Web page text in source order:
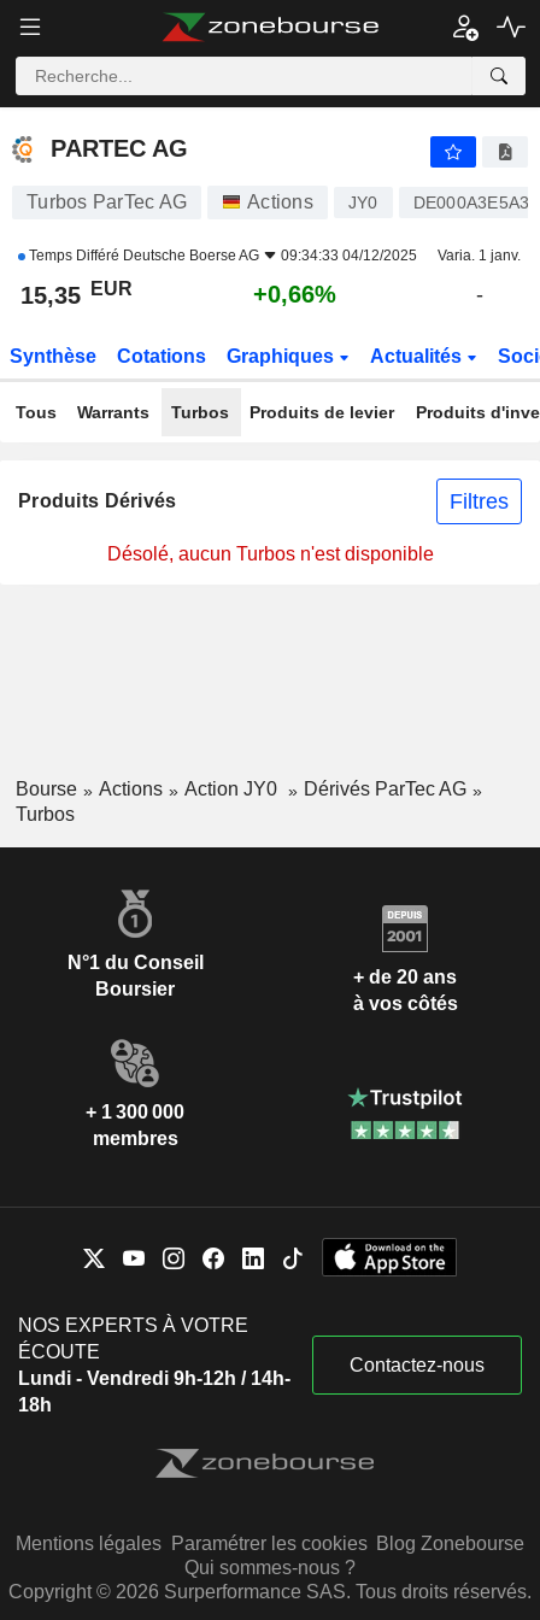
PARTEC AG
PARTEC AG
Turbos ParTec AG Actions JY0 DE000A3E5A34
Temps Différé Deutsche Boerse AG 09:34:33 04/12/2025 Varia. 1 janv.
15,35 EUR +0,66% -
Synthèse Cotations Graphiques Actualités
Tous Warrants Turbos Produits de levier Produits
Produits Dérivés Filtres
Désolé, aucun Turbos n'est disponible
Bourse Actions Action JY0
Dérivés ParTec AG
Turbos
N°1 du Conseil
Boursier
+ de 20 ans
à vos côtés
+ 1 300 000
membres
NOS EXPERTS À VOTRE
ÉCOUTE
Lundi - Vendredi 9h-12h / 14h-
18h
Contactez-nous
Mentions légales Paramétrer les cookies Blog Zonebourse
Qui sommes-nous ?
Copyright © 2026 Surperformance SAS. Tous droits réservés.